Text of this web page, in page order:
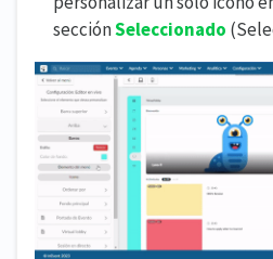
secciónSeleccionado